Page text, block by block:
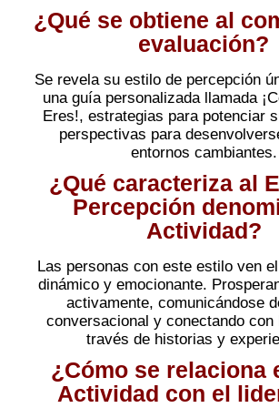
¿Qué se obtiene al
evaluación?
Se revela su estilo de percepción
una guía personalizada llamada
Eres!, estrategias para potenciar
perspectivas para
entornos cambiantes.
¿Qué caracteriza al
Percepción
Actividad?
Las personas con este estilo ven
dinámico y emocionante.
activamente, comunicándose
conversacional y conectando con
través de historias y
¿Cómo se relaciona
Actividad con el